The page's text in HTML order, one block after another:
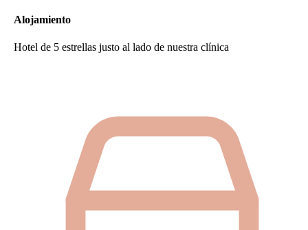
Alojamiento
Hotel de 5 estrellas justo al lado de nuestra clínica